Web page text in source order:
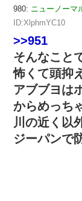
980: ニューノーマ
ID:XlphmYC10
>>951
そんなこと
怖くて頭抑
アブブヨは
からめっち
川の近く以
ジーパンで